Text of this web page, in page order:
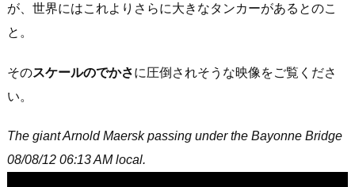
が、世界にはこれよりさらに大きなタンカーがあるとのこ
と。
そのスケールのでかさに圧倒されそうな映像をご覧くださ
い。
The giant Arnold Maersk passing under the Bayonne Bridge
08/08/12 06:13 AM local.